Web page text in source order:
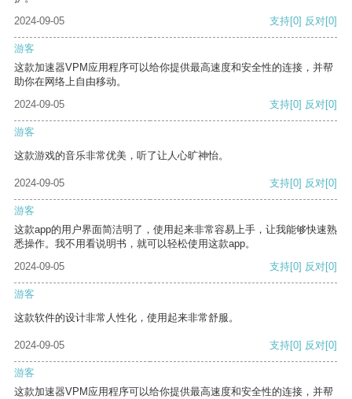
2024-09-05
支持[0] 反对[0]
游客
这款加速器VPM应用程序可以给你提供最高速度和安全性的连接，并帮
助你在网络上自由移动。
2024-09-05
支持[0] 反对[0]
游客
这款游戏的音乐非常优美，听了让人心旷神怡。
2024-09-05 支持[0] 反对[0]
游客
这款app的用户界面简洁明了，使用起来非常容易上手，让我能够快速熟
悉操作。我不用看说明书，就可以轻松使用这款app。
2024-09-05
支持[0] 反对[0]
游客
这款软件的设计非常人性化，使用起来非常舒服。
2024-09-05 支持[0] 反对[0]
游客
这款加速器VPM应用程序可以给你提供最高速度和安全性的连接，并帮